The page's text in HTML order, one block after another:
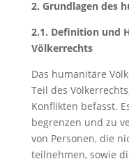
2. Grundlagen des
2.1. Definition und
Völkerrechts
Das humanitäre
Teil des
Konflikten befasst.
begrenzen und zu
von Personen, die
teilnehmen, sowie